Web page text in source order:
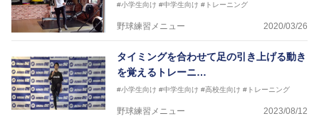
#小学生向け #中学生向け #トレーニング
野球練習メニュー 2020/03/26
タイミングを合わせて足の引き上げる動き
を覚えるトレーニ…
#小学生向け #中学生向け #高校生向け #トレーニング
野球練習メニュー 2023/08/12